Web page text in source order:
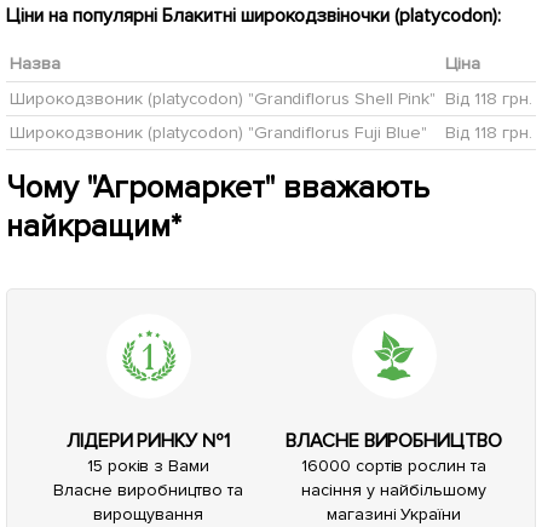
Ціни на популярні Блакитні широкодзвіночки (platycodon):
Назва
Ціна
Широкодзвоник (platycodon) "Grandiflorus Shell Pink" Від 118 грн.
Широкодзвоник (platycodon) "Grandiflorus Fuji Blue"
Від 118 грн.
Чому "Агромаркет" вважають
найкращим*
ЛІДЕРИ РИНКУ №1
15 років з Вами
Власне виробництво та
вирощування
ВЛАСНЕ ВИРОБНИЦТВО
16000 сортів рослин та
насіння у найбільшому
магазині України